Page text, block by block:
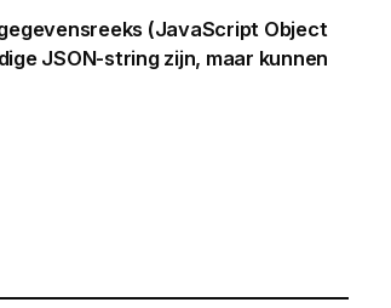
(JavaScript Object
JSON-string zijn, maar kunnen